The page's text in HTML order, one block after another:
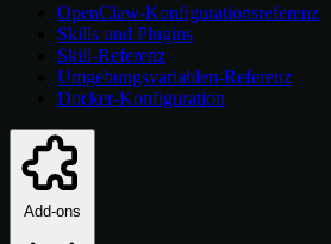
OpenClaw-Konfigurationsreferenz
Skills und Plugins
Skill-Referenz
Umgebungsvariablen-Referenz
Docker-Konfiguration
Add-ons